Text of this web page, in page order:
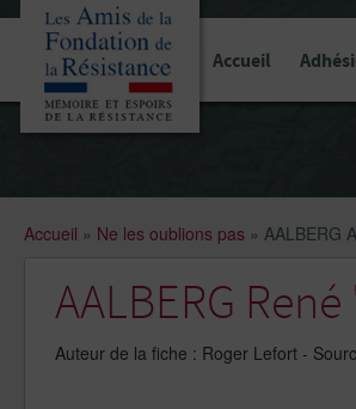
Accueil
Accueil » Ne les oublions pas » AALBERG
AALBERG René
Auteur de la fiche : Roger Lefort -
Panneau de gestion des cookies